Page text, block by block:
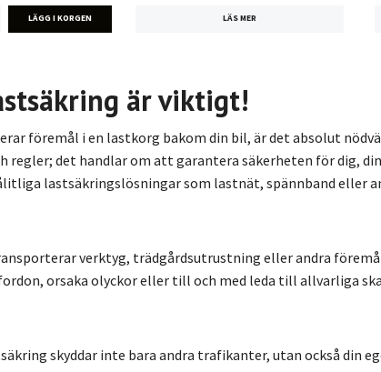
LÄS MER
är viktigt!
föremål i en lastkorg bakom din bil, är det absolut
regler; det handlar om att garantera säkerheten för dig,
lastsäkringslösningar som lastnät, spännband eller
verktyg, trädgårdsutrustning eller andra
orsaka olyckor eller till och med leda till allvarliga
skyddar inte bara andra trafikanter, utan också din